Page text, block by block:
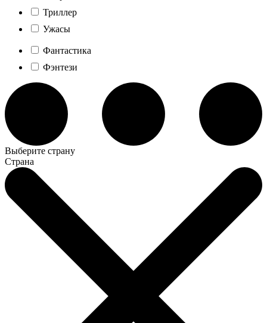
Триллер
Ужасы
Фантастика
Фэнтези
Выберите страну
Страна